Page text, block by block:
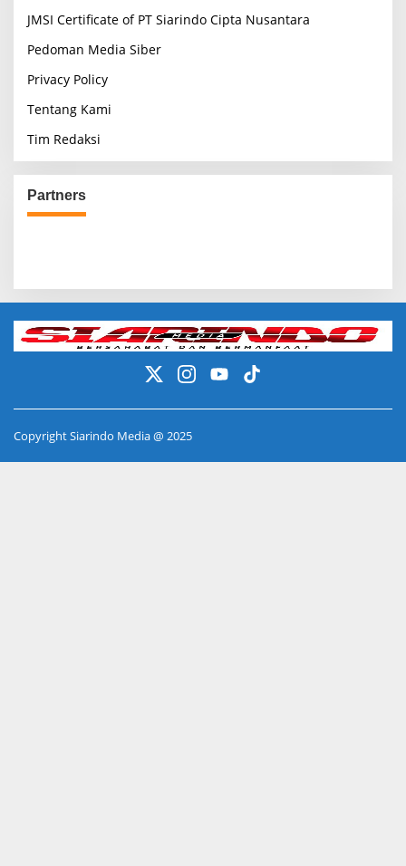
JMSI Certificate of PT Siarindo Cipta Nusantara
Pedoman Media Siber
Privacy Policy
Tentang Kami
Tim Redaksi
Partners
Copyright Siarindo Media @ 2025